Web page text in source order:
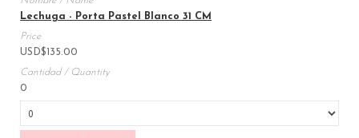
Lechuga - Porta Pastel Blanco 31 CM
USD$135.00
0